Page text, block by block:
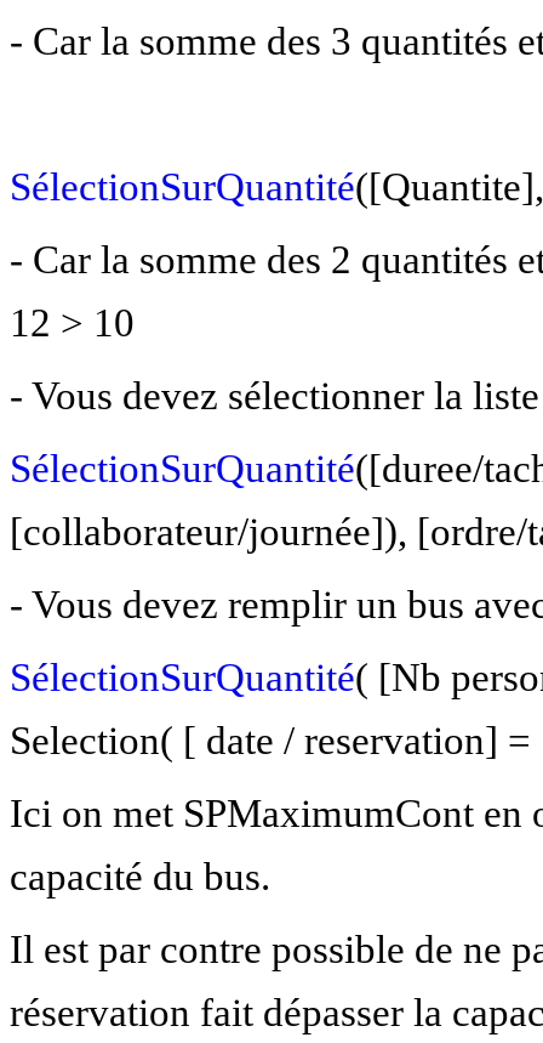
- Car la somme des 3 quantités
SélectionSurQuantité
- Car la somme des 2 quantités
12 > 10
- Vous devez sélectionner la
SélectionSurQuantité([duree/
[collaborateur/journée]), [ordre/
- Vous devez remplir un bus
SélectionSurQuantité( [Nb
Selection( [ date / reservation]
Ici on met SPMaximumCont en
capacité du bus.
Il est par contre possible de ne
réservation fait dépasser la